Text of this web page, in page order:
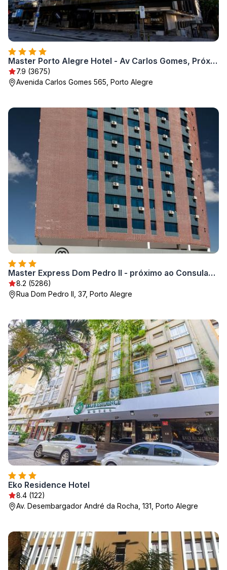
Master Porto Alegre Hotel - Av Carlos Gomes, Próximo ao Consulado Americano
7.9 (3675)
Avenida Carlos Gomes 565, Porto Alegre
Master Express Dom Pedro II - próximo ao Consulado Americano e Aeroporto
8.2 (5286)
Rua Dom Pedro II, 37, Porto Alegre
Eko Residence Hotel
8.4 (122)
Av. Desembargador André da Rocha, 131, Porto Alegre